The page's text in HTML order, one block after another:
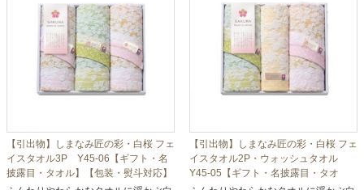
【引出物】しまなみ匠の彩・白桜 フェ
イスタオル3P Y45-06【ギフト・名
披露目・タオル】【包装・熨斗対応】
【引出物】しまなみ匠の彩・白桜 フェ
イスタオル2P・ウォッシュタオル
Y45-05【ギフト・名披露目・タオ
ル】【包装・熨斗対応】